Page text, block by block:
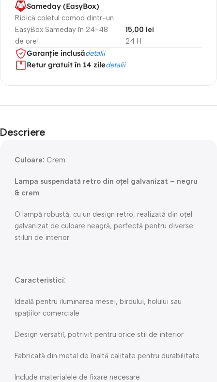
Sameday (EasyBox)
Ridică coletul comod dintr-un
EasyBox Sameday în 24-48
de ore!
24 H
15,00 lei
Garanție inclusădetalii
Retur gratuit în 14 ziledetalii
Descriere
Culoare: Crem
Lampa suspendată retro din oțel galvanizat – negru
& crem
O lampă robustă, cu un design retro, realizată din oțel
galvanizat de culoare neagră, perfectă pentru diverse
stiluri de interior.
Caracteristici:
Ideală pentru iluminarea mesei, biroului, holului sau
spațiilor comerciale
Design versatil, potrivit pentru orice stil de interior
Fabricată din metal de înaltă calitate pentru durabilitate
Include materialele de fixare necesare